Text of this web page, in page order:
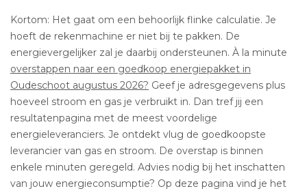
Kortom: Het gaat om een behoorlijk flinke calculatie. Je
hoeft de rekenmachine er niet bij te pakken. De
energievergelijker zal je daarbij ondersteunen. À la minute
overstappen naar een goedkoop energiepakket in
Oudeschoot augustus 2026? Geef je adresgegevens plus
hoeveel stroom en gas je verbruikt in. Dan tref jij een
resultatenpagina met de meest voordelige
energieleveranciers. Je ontdekt vlug de goedkoopste
leverancier van gas en stroom. De overstap is binnen
enkele minuten geregeld. Advies nodig bij het inschatten
van jouw energieconsumptie? Op deze pagina vind je het